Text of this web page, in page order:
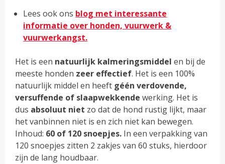
Lees ook ons blog met interessante
informatie over honden, vuurwerk &
vuurwerkangst.
Het is een natuurlijk kalmeringsmiddel en bij de
meeste honden zeer effectief. Het is een 100%
natuurlijk middel en heeft géén verdovende,
versuffende of slaapwekkende werking. Het is
dus absoluut niet zo dat de hond rustig lijkt, maar
het vanbinnen niet is en zich niet kan bewegen.
Inhoud: 60 of 120 snoepjes. In een verpakking van
120 snoepjes zitten 2 zakjes van 60 stuks, hierdoor
zijn de lang houdbaar.